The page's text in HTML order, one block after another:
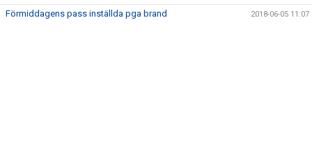
Förmiddagens pass inställda pga brand 2018-06-05 11:07